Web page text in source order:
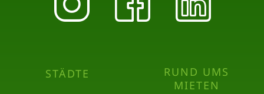
STÄDTE
RUND UMS
MIETEN